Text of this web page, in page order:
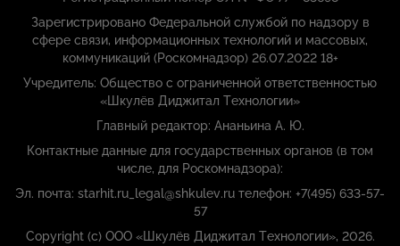
Зарегистрировано Федеральной службой по надзору в
сфере связи, информационных технологий и массовых,
коммуникаций (Роскомнадзор) 26.07.2022 18+
Учредитель: Общество с ограниченной ответственностью
«Шкулёв Диджитал Технологии»
Главный редактор: Ананьина А. Ю.
Контактные данные для государственных органов (в том
числе, для Роскомнадзора):
Эл. почта: starhit.ru_legal@shkulev.ru телефон: +7(495) 633-57-
57
Copyright (с) ООО «Шкулёв Диджитал Технологии», 2026.